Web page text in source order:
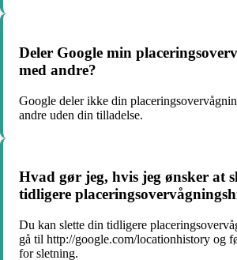
Deler Google min
med andre?
Google deler ikke din
andre uden din tilladelse.
Hvad gør jeg, hvis jeg ønsker at
tidligere
Du kan slette din tidligere
gå til http://google.com/locationhistory og
for sletning.